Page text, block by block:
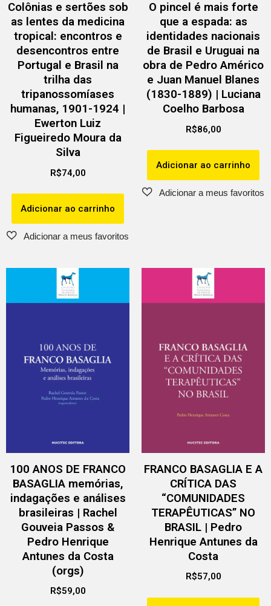
Colônias e sertões sob
as lentes da medicina
tropical: encontros e
desencontros entre
Portugal e Brasil na
trilha das
tripanossomíases
humanas, 1901-1924 |
Ewerton Luiz
Figueiredo Moura da
Silva
R$74,00
Adicionar ao carrinho
O pincel é mais forte
que a espada: as
identidades nacionais
de Brasil e Uruguai na
obra de Pedro Américo
e Juan Manuel Blanes
(1830-1889) | Luciana
Coelho Barbosa
R$86,00
Adicionar ao carrinho
100 ANOS DE FRANCO
BASAGLIA memórias,
indagações e análises
brasileiras | Rachel
Gouveia Passos &
Pedro Henrique
Antunes da Costa
(orgs)
R$59,00
FRANCO BASAGLIA E A
CRÍTICA DAS
“COMUNIDADES
TERAPÊUTICAS” NO
BRASIL | Pedro
Henrique Antunes da
Costa
R$57,00